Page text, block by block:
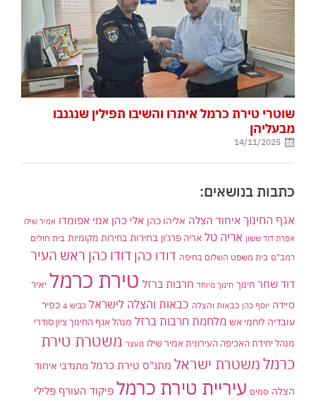
שוטרי טירת כרמל איתרו והשיבו תפילין שנגנבו
מבעליהן
14/11/2025
כתבות בנושאים:
אגף החינוך איחוד הצלה אליהו כהן אלי כהן אמי אפומדו אמיר שילו
אפרת דוד ששון אריה טל אריה פרג'ון בחירות בחירות מקומיות בית חולים
רמב"ם בית משפט השלום בחיפה דודו כהן דודו כהן ראש העיר
דוד שחר חינוך חינוך מיוחד חרבות ברזל טירת כרמל יאיר
סיידה יוסף כהן כבאות והצלה כבאות והצלה לישראל כביש 4
כפיר
עובדיה לוחמי אש מלחמת חרבות ברזל מנהל אגף החינוך ציון סודרי
מנהל יחידת האכיפה העירונית אמיר שילו מעצר משטרת טירת
כרמלמשטרת ישראל מתנ"ס טירת כרמל מתנדבי איחוד
הצלה סמים עיריית טירת כרמל פיקוד העורף פלילי